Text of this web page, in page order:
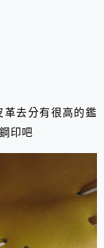
革去分有很高的鑑
印吧